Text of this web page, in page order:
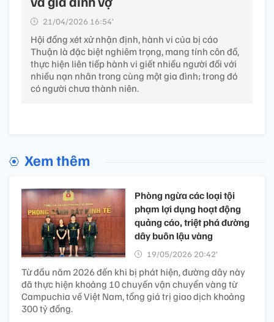
21/04/2026 16:54’
Hội đồng xét xử nhận định, hành vi của bị cáo
Thuận là đặc biệt nghiêm trọng, mang tính côn đồ,
thực hiện liên tiếp hành vi giết nhiều người đối với
nhiều nạn nhân trong cùng một gia đình; trong đó
có người chưa thành niên.
Xem thêm
Phòng ngừa các loại tội
phạm lợi dụng hoạt động
quảng cáo, triệt phá đường
dây buôn lậu vàng
19/05/2026 20:42’
Từ đầu năm 2026 đến khi bị phát hiện, đường dây này
đã thực hiện khoảng 10 chuyến vận chuyển vàng từ
Campuchia về Việt Nam, tổng giá trị giao dịch khoảng
300 tỷ đồng.